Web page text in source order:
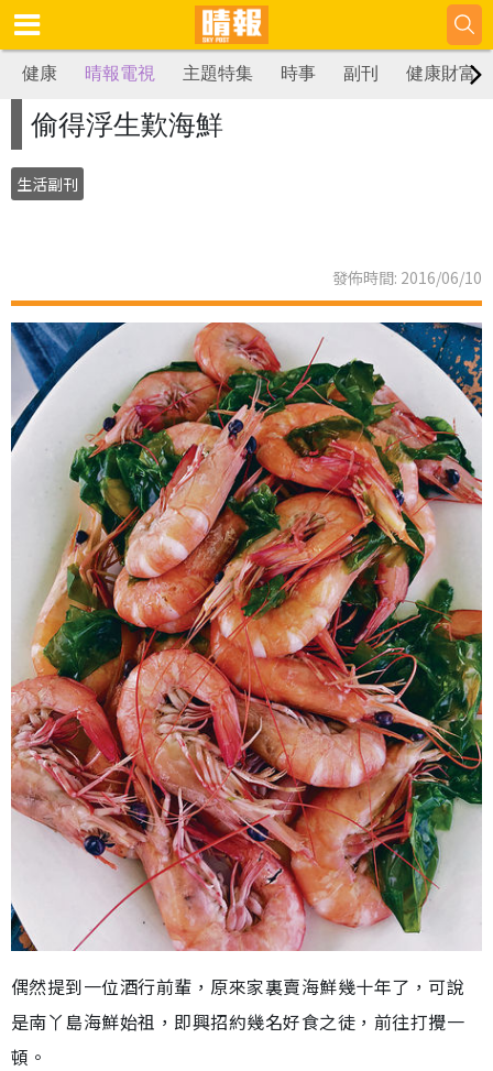
健康 晴報電視 主題特集 時事 副刊 健康財富
偷得浮生歎海鮮
生活副刊
發佈時間: 2016/06/10
偶然提到一位酒行前輩，原來家裏賣海鮮幾十年了，可說
是南丫島海鮮始祖，即興招約幾名好食之徒，前往打攪一
頓。